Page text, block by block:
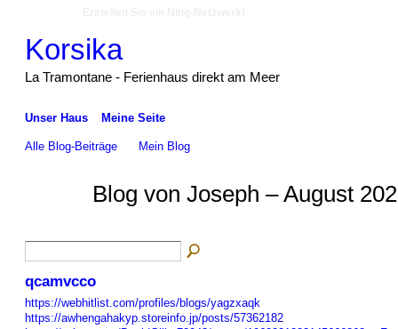
Korsika
La Tramontane - Ferienhaus direkt am Meer
Unser Haus Meine Seite
Alle Blog-Beiträge Mein Blog
Blog von Joseph – August
qcamvcco
https://webhitlist.com/profiles/blogs/yagzxaqk
https://awhengahakyp.storeinfo.jp/posts/57362182